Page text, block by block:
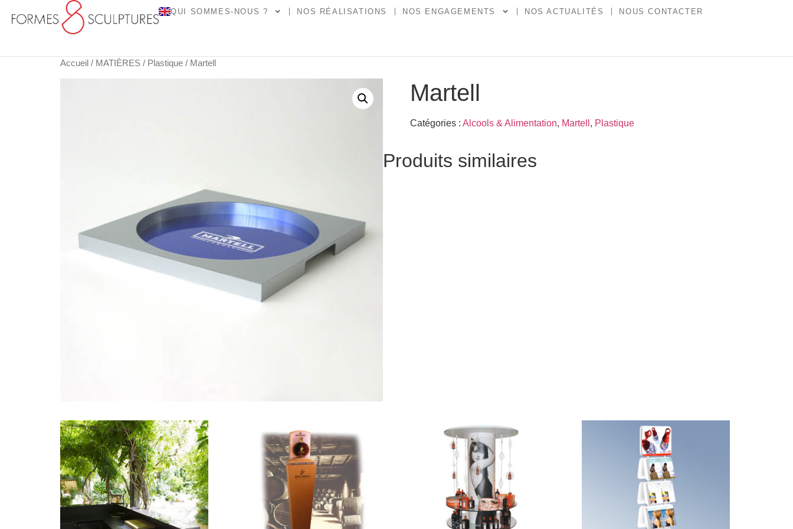
QUI SOMMES-NOUS ? NOS RÉALISATIONS NOS ENGAGEMENTS NOS ACTUALITÉS NOUS CONTACTER
Accueil / MATIÈRES / Plastique / Martell
Martell
Catégories : Alcools & Alimentation, Martell , Plastique
Produits similaires